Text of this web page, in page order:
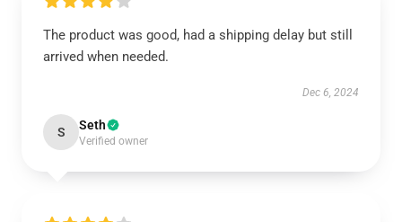
The product was good, had a shipping delay but still
arrived when needed.
Dec 6, 2024
S Seth
Verified owner